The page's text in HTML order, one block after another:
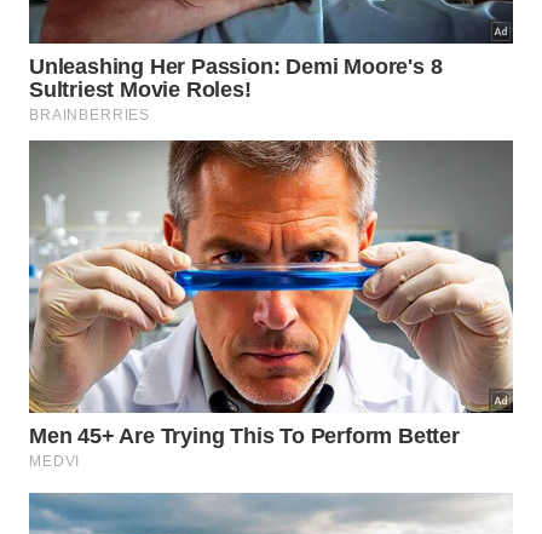
além da Feira de Economia Solidária e da primeira
edição do Bertioga em Dança.
A cidade também promove visitas diurnas e
noturnas ao Forte São João, atividades na Reserva
Natural do Sesc, trilhas do projeto Um Dia no